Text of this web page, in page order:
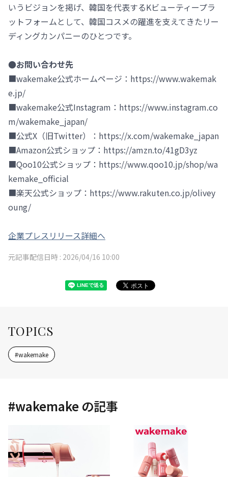
いうビジョンを掲げ、韓国を代表するKビューティープラ
ットフォームとして、韓国コスメの躍進を支えてきたリー
ディングカンパニーのひとつです。
●お問い合わせ先
■wakemake公式ホームページ：https://www.wakemak
e.jp/
■wakemake公式Instagram：https://www.instagram.co
m/wakemake_japan/
■公式X（旧Twitter）：https://x.com/wakemake_japan
■Amazon公式ショップ：https://amzn.to/41gD3yz
■Qoo10公式ショップ：https://www.qoo10.jp/shop/wa
kemake_official
■楽天公式ショップ：https://www.rakuten.co.jp/olivey
oung/
企業プレスリリース詳細へ
元記事配信日時 : 2026/04/16 10:00
TOPICS
#wakemake
#wakemake の記事